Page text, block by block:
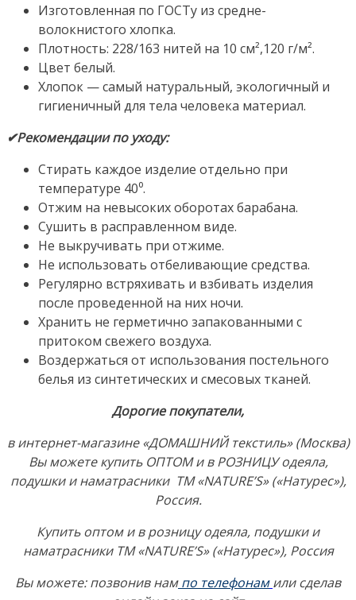
Изготовленная по ГОСТу из средне-
волокнистого хлопка.
Плотность: 228/163 нитей на 10 см²,120 г/м².
Цвет белый.
Хлопок — самый натуральный, экологичный и
гигиеничный для тела человека материал.
✔Рекомендации по уходу:
Стирать каждое изделие отдельно при
температуре 40⁰.
Отжим на невысоких оборотах барабана.
Сушить в расправленном виде.
Не выкручивать при отжиме.
Не использовать отбеливающие средства.
Регулярно встряхивать и взбивать изделия
после проведенной на них ночи.
Хранить не герметично запакованными с
притоком свежего воздуха.
Воздержаться от использования постельного
белья из синтетических и смесовых тканей.
Дорогие покупатели,
в интернет-магазине «ДОМАШНИЙ текстиль» (Москва)
Вы можете купить ОПТОМ и в РОЗНИЦУ одеяла,
подушки и наматрасники ТМ «NATURE’S» («Натурес»),
Россия.
Купить оптом и в розницу одеяла, подушки и
наматрасники ТМ «NATURE’S» («Натурес»), Россия
Вы можете:позвонив нам по телефонам или сделав